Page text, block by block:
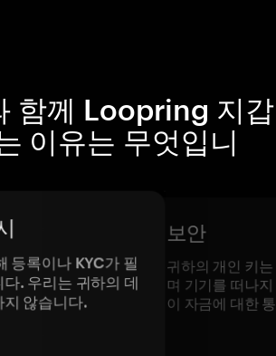
함께 Loopring 지갑
이유는 무엇입니
등록이나 KYC가 필
다. 우리는 귀하의 데
지 않습니다.
보안
귀하의 개인 키
며 기기를 떠나
이 자금에 대한